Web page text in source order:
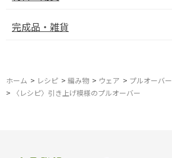
完成品・雑貨
ホーム > レシピ > 編み物 > ウェア > プルオーバー
>
〈レシピ〉引き上げ模様のプルオーバー